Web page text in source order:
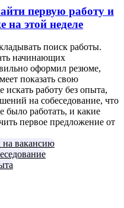
первую работу и
на этой неделе
поиск работы.
начинающих
оформил резюме,
показать свою
искать работу без опыта,
на собеседование, что
было работать, и какие
первое предложение от
вакансию